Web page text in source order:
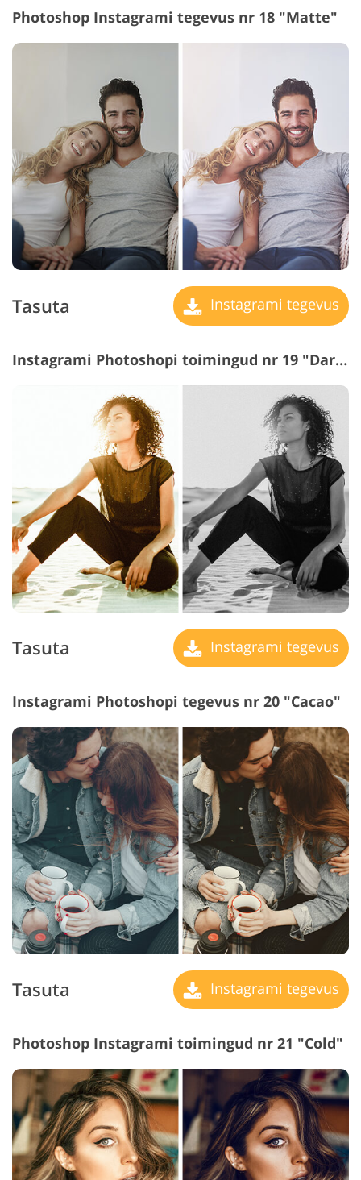
Photoshop Instagrami tegevus nr 18 "Matte"
Tasuta Instagrami tegevus
Instagrami Photoshopi toimingud nr 19 "Dark Black&White"
Tasuta Instagrami tegevus
Instagrami Photoshopi tegevus nr 20 "Cacao"
Tasuta Instagrami tegevus
Photoshop Instagrami toimingud nr 21 "Cold"